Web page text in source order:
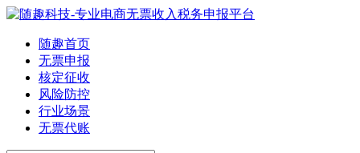
随趣首页
无票申报
核定征收
风险防控
行业场景
无票代账